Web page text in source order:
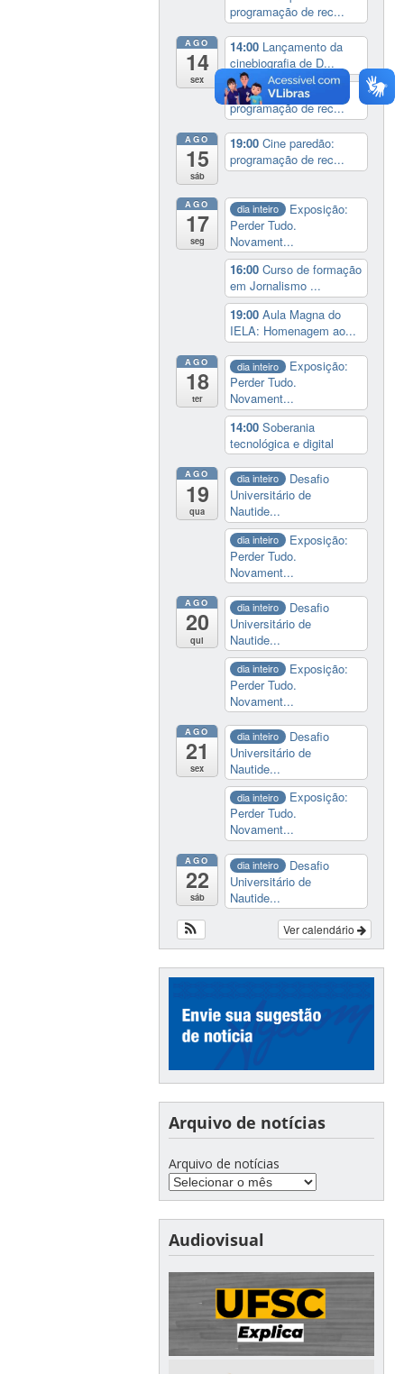
programação de rec...
AGO
14
sex
14:00 Lançamento da
cinebiografia de D...
19:00 Cine paredão:
programação de rec...
AGO
15
sáb
19:00Cine paredão:
programação de rec...
AGO
17
seg
dia inteiro
Exposição:
Perder Tudo.
Novament...
16:00Curso de formação
em Jornalismo ...
19:00Aula Magna do
IELA: Homenagem ao...
AGO
18
ter
dia inteiro
Exposição:
Perder Tudo.
Novament...
14:00Soberania
tecnológica e digital
AGO
19
qua
dia inteiro
Desafio
Universitário de
Nautide...
dia inteiro
Exposição:
Perder Tudo.
Novament...
AGO
20
qui
dia inteiro
Desafio
Universitário de
Nautide...
dia inteiro
Exposição:
Perder Tudo.
Novament...
AGO
21
sex
dia inteiro
Desafio
Universitário de
Nautide...
dia inteiro
Exposição:
Perder Tudo.
Novament...
AGO
22
sáb
dia inteiro
Desafio
Universitário de
Nautide...
Ver calendário
Arquivo de notícias
Arquivo de notícias
Audiovisual